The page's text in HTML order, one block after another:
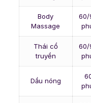
Body
Massage
60/
Thái cổ
truyền
60/
Dầu nóng